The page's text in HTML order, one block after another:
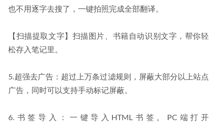
也不用逐字去搜了，一键拍照完成全部翻译。
【扫描提取文字】扫描图片、书籍自动识别文字，帮你轻
松存入笔记里。
5.超强去广告：超过上万条过滤规则，屏蔽大部分以上站点
广告，同时可以支持手动标记屏蔽。
6.书签导入：一键导入HTML书签。PC端打开